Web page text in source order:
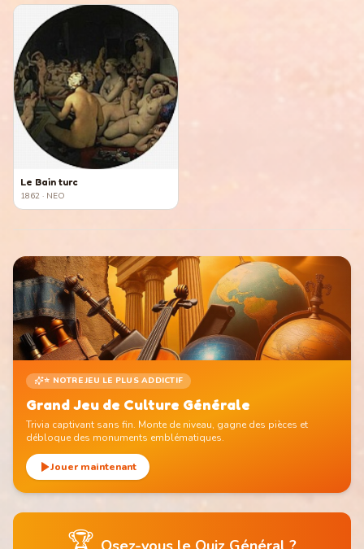
Le Bain turc
1862 · NEO
⭐ NOTRE JEU LE PLUS ADDICTIF
Grand Jeu de Culture Générale
Trivia captivant sans fin. Monte de niveau, gagne des pièces et
débloque des monuments emblématiques.
Jouer maintenant